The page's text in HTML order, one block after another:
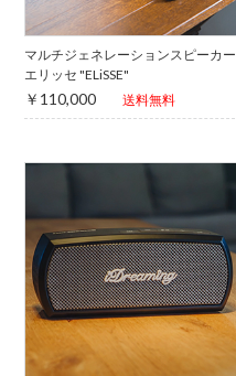
マルチジェネレーションスピーカー
エリッセ "ELiSSE"
￥110,000 送料無料